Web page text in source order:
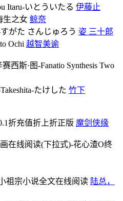
伊藤止
鲸奈
姿 三十郎
越智美谕
竹下
魔剑侠缘
陆总，